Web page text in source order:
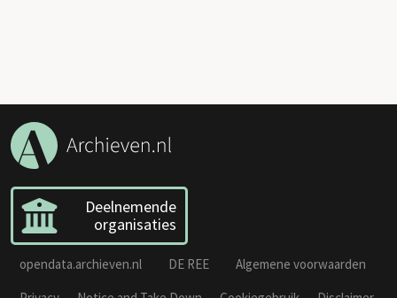
Deelnemende
organisaties
opendata.archieven.nl DE REE
Algemene voorwaarden